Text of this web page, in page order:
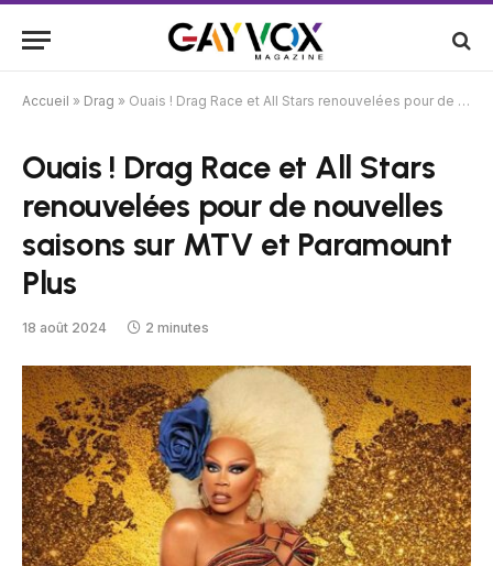
Accueil » Drag » Ouais ! Drag Race et All Stars renouvelées pour de nouvelles saisons sur MTV et Paramount Plus
Ouais ! Drag Race et All Stars
renouvelées pour de nouvelles
saisons sur MTV et Paramount
Plus
18 août 2024 2 minutes